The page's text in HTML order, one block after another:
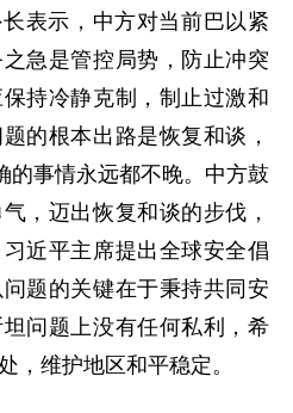
表示，中方对当前巴以紧
急是管控局势，防止冲突
持冷静克制，制止过激和
的根本出路是恢复和谈，
的事情永远都不晚。中方鼓
，迈出恢复和谈的步伐，
近平主席提出全球安全倡
题的关键在于秉持共同安
问题上没有任何私利，希
，维护地区和平稳定。